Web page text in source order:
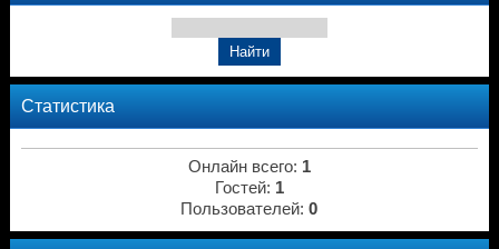
Статистика
Онлайн всего: 1
Гостей: 1
Пользователей:0